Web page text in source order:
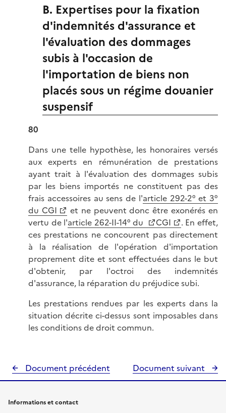
B. Expertises pour la fixation
d'indemnités d'assurance et
l'évaluation des dommages
subis à l'occasion de
l'importation de biens non
placés sous un régime douanier
suspensif
80
Dans une telle hypothèse, les honoraires versés
aux experts en rémunération de prestations
ayant trait à l'évaluation des dommages subis
par les biens importés ne constituent pas des
frais accessoires au sens de l'article 292-2° et 3°
du CGI
et ne peuvent donc être exonérés en
vertu de l'article 262-II-14° du CGI
. En effet,
ces prestations ne concourent pas directement
à la réalisation de l'opération d'importation
proprement dite et sont effectuées dans le but
d'obtenir, par l'octroi des indemnités
d'assurance, la réparation du préjudice subi.
Les prestations rendues par les experts dans la
situation décrite ci-dessus sont imposables dans
les conditions de droit commun.
Document précédent Document suivant
Informations et contact